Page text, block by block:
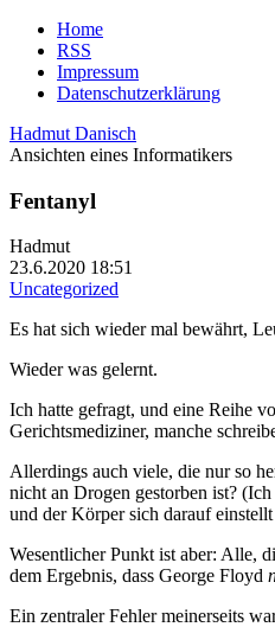
Home
RSS
Impressum
Datenschutzerklärung
Hadmut Danisch
Ansichten eines Informatikers
Fentanyl
Hadmut
23.6.2020 18:51
Uncategorized
Es hat sich wieder mal bewährt,
Wieder was gelernt.
Ich hatte gefragt, und eine Reihe
Gerichtsmediziner, manche
Allerdings auch viele, die nur so
nicht an Drogen gestorben ist?
und der Körper sich darauf
Wesentlicher Punkt ist aber: Alle,
dem Ergebnis, dass George Floyd
Ein zentraler Fehler meinerseits